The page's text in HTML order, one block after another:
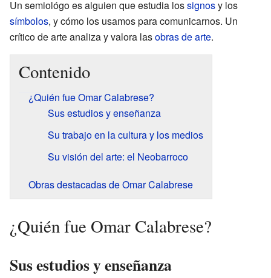
Un semiológo es alguien que estudia lossignosy los
símbolos, y cómo los usamos para comunicarnos. Un
crítico de arte analiza y valora lasobras de arte.
Contenido
¿Quién fue Omar Calabrese?
Sus estudios y enseñanza
Su trabajo en la cultura y los medios
Su visión del arte: el Neobarroco
Obras destacadas de Omar Calabrese
¿Quién fue Omar Calabrese?
Sus estudios y enseñanza